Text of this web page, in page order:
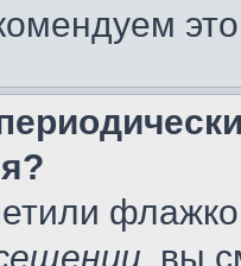
, вы